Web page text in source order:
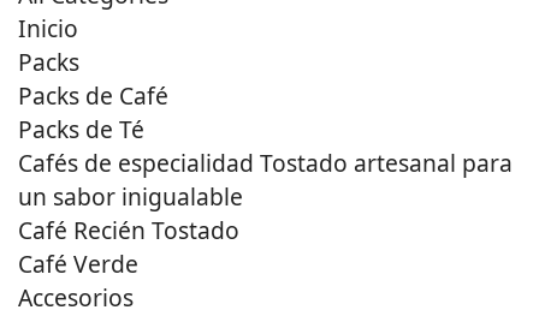
Inicio
Packs
Packs de Café
Packs de Té
Cafés de especialidad Tostado artesanal para
un sabor inigualable
Café Recién Tostado
Café Verde
Accesorios